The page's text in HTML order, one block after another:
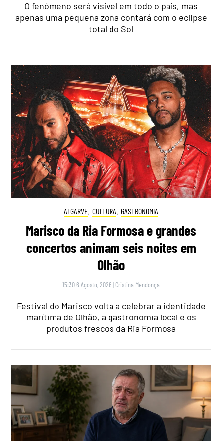
O fenómeno será visível em todo o país, mas
apenas uma pequena zona contará com o eclipse
total do Sol
ALGARVE, CULTURA , GASTRONOMIA
Marisco da Ria Formosa e grandes
concertos animam seis noites em
Olhão
15:30 6 Agosto, 2026 | Cristina Mendonça
Festival do Marisco volta a celebrar a identidade
marítima de Olhão, a gastronomia local e os
produtos frescos da Ria Formosa